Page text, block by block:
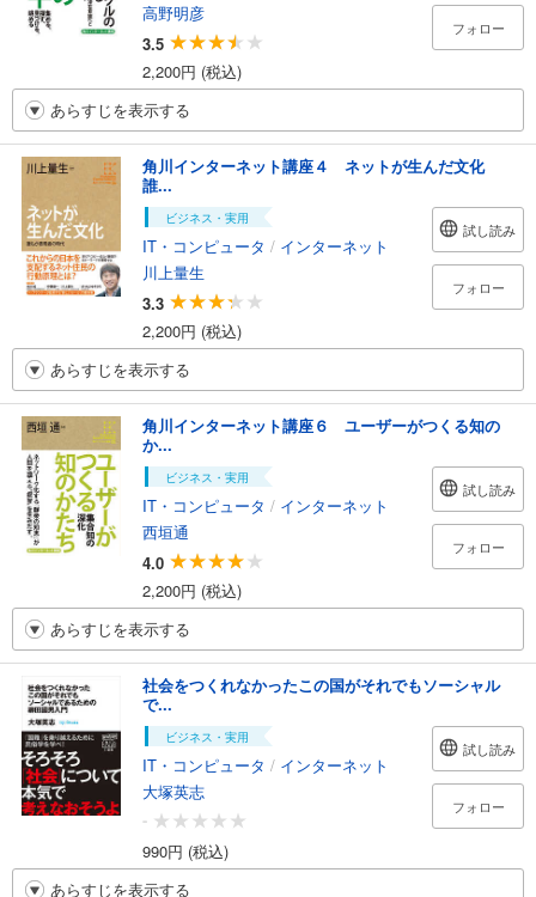
高野明彦
3.5
2,200円 (税込)
フォロー
あらすじを表示する
角川インターネット講座４ ネットが生んだ文化
誰...
ビジネス・実用
IT・コンピュータ / インターネット
川上量生
3.3
2,200円 (税込)
試し読み
フォロー
あらすじを表示する
角川インターネット講座６ ユーザーがつくる知の
か...
ビジネス・実用
IT・コンピュータ / インターネット
西垣通
4.0
2,200円 (税込)
試し読み
フォロー
あらすじを表示する
社会をつくれなかったこの国がそれでもソーシャル
で...
ビジネス・実用
IT・コンピュータ / インターネット
大塚英志
-
990円 (税込)
試し読み
フォロー
あらすじを表示する